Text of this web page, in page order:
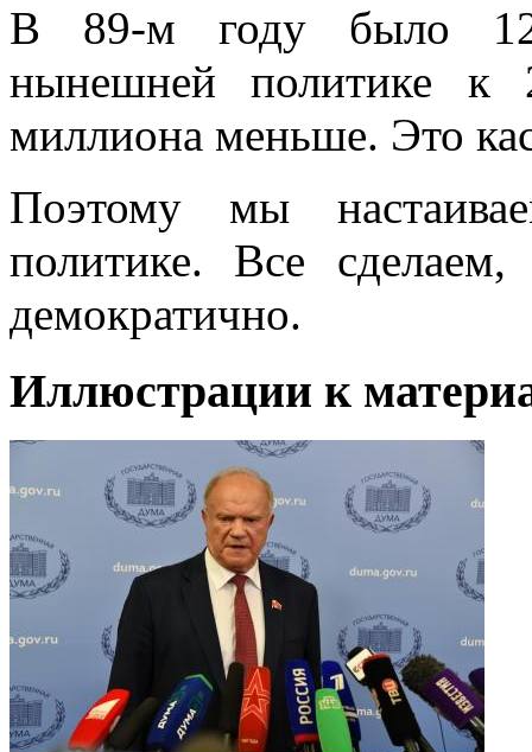
В 89-м году было
нынешней политике к
миллиона меньше. Это
Поэтому мы
политике. Все
демократично.
Иллюстрации к